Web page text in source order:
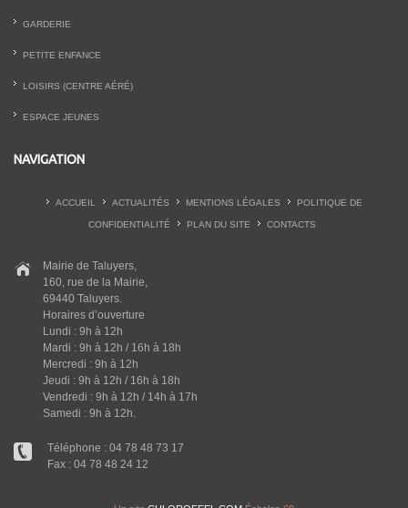
GARDERIE
PETITE ENFANCE
LOISIRS (CENTRE AÉRÉ)
ESPACE JEUNES
NAVIGATION
ACCUEIL ACTUALITÉS MENTIONS LÉGALES POLITIQUE DE
CONFIDENTIALITÉ PLAN DU SITE CONTACTS
Mairie de Taluyers,
160, rue de la Mairie,
69440 Taluyers.
Horaires d’ouverture
Lundi : 9h à 12h
Mardi : 9h à 12h / 16h à 18h
Mercredi : 9h à 12h
Jeudi : 9h à 12h / 16h à 18h
Vendredi : 9h à 12h / 14h à 17h
Samedi : 9h à 12h.
Téléphone : 04 78 48 73 17
Fax : 04 78 48 24 12